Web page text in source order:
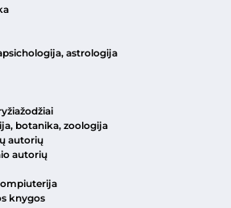
astrologija
botanika, zoologija
autorių
autorių
knygos